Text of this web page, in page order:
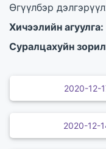
Өгүүлбэр
Хичээлийн агуулга:
Суралцахуйн
2020-12-
2020-12-